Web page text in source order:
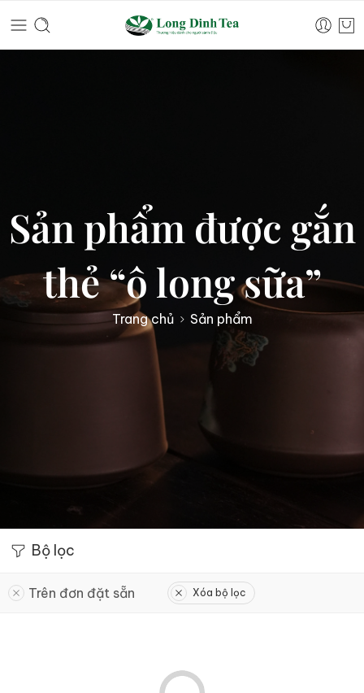
Sản phẩm được gắn
thẻ “ô long sữa”
Trang chủ Sản phẩm
Bộ lọc
Trên đơn đặt sẵn Xóa bộ lọc